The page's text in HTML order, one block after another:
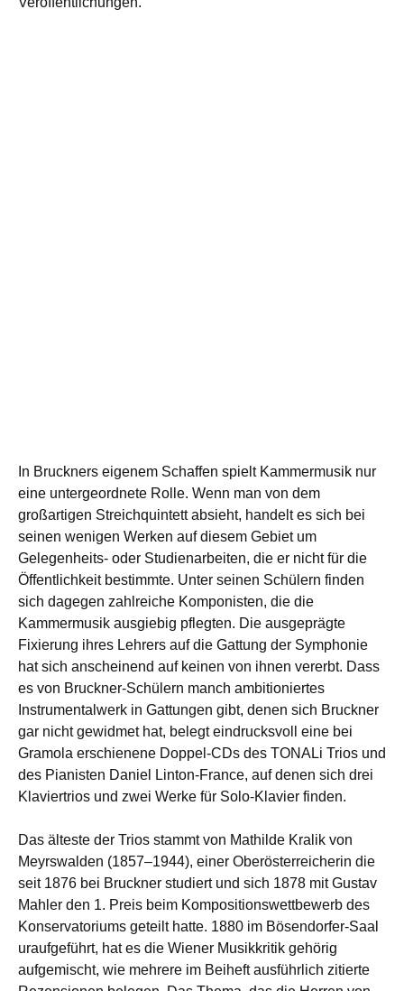
In Bruckners eigenem Schaffen spielt Kammermusik nur
eine untergeordnete Rolle. Wenn man von dem
großartigen Streichquintett absieht, handelt es sich bei
seinen wenigen Werken auf diesem Gebiet um
Gelegenheits- oder Studienarbeiten, die er nicht für die
Öffentlichkeit bestimmte. Unter seinen Schülern finden
sich dagegen zahlreiche Komponisten, die die
Kammermusik ausgiebig pflegten. Die ausgeprägte
Fixierung ihres Lehrers auf die Gattung der Symphonie
hat sich anscheinend auf keinen von ihnen vererbt. Dass
es von Bruckner-Schülern manch ambitioniertes
Instrumentalwerk in Gattungen gibt, denen sich Bruckner
gar nicht gewidmet hat, belegt eindrucksvoll eine bei
Gramola erschienene Doppel-CDs des TONALi Trios und
des Pianisten Daniel Linton-France, auf denen sich drei
Klaviertrios und zwei Werke für Solo-Klavier finden.
Das älteste der Trios stammt von Mathilde Kralik von
Meyrswalden (1857–1944), einer Oberösterreicherin die
seit 1876 bei Bruckner studiert und sich 1878 mit Gustav
Mahler den 1. Preis beim Kompositionswettbewerb des
Konservatoriums geteilt hatte. 1880 im Bösendorfer-Saal
uraufgeführt, hat es die Wiener Musikkritik gehörig
aufgemischt, wie mehrere im Beiheft ausführlich zitierte